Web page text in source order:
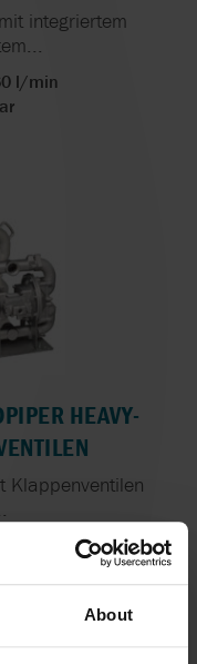
About
integriertem
l/min
HEAVY-
Klappenventilen